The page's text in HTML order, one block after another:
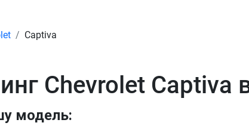
Captiva
Chevrolet Captiva
модель: